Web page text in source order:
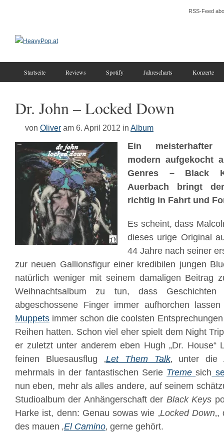
RSS-Feed
Startseite Reviews Spotify Jahrescharts Konzerte
Dr. John – Locked Down
von Oliver am 6. April 2012 in Album
Ein meisterhafter
modern aufgekocht
Genres – Black
Auerbach bringt
richtig in Fahrt und
Es scheint, dass
dieses urige Original
44 Jahre nach seiner
zur neuen Gallionsfigur einer kredibilen jungen
natürlich weniger mit seinem damaligen Beitrag
Weihnachtsalbum zu tun, dass
abgeschossene Finger immer aufhorchen
Muppets immer schon die coolsten
Reihen hatten. Schon viel eher spielt dem Night
er zuletzt unter anderem eben Hugh „Dr. House“
feinen Bluesausflug ‚Let Them Talk‚ unter die
mehrmals in der fantastischen Serie Treme sich
nun eben, mehr als alles andere, auf seinem
Studioalbum der Anhängerschaft der Black Keys
Harke ist, denn: Genau sowas wie ‚Locked Down
des mauen ‚El Camino‚ gerne gehört.